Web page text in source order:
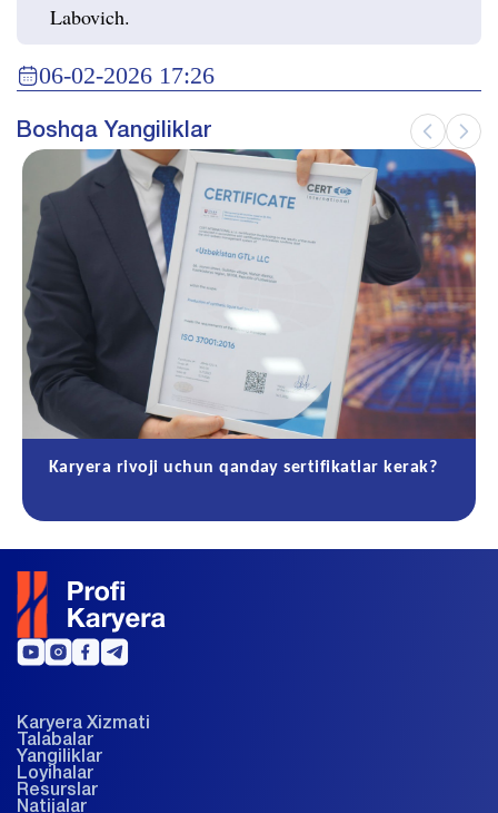
Labovich.
06-02-2026 17:26
Boshqa Yangiliklar
Karyera rivoji uchun qanday sertifikatlar kerak?
Karyera Xizmati
Talabalar
Yangiliklar
Loyihalar
Resurslar
Natijalar